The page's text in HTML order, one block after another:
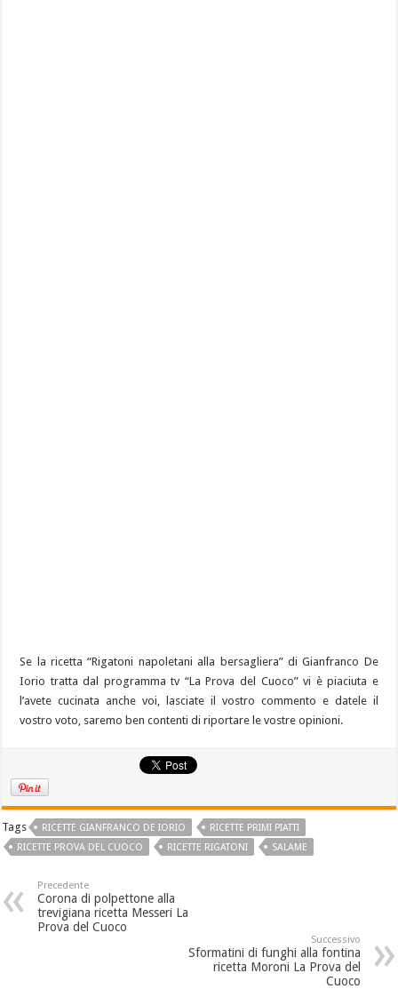
Se la ricetta “Rigatoni napoletani alla bersagliera” di Gianfranco De
Iorio tratta dal programma tv “La Prova del Cuoco” vi è piaciuta e
l’avete cucinata anche voi, lasciate il vostro commento e datele il
vostro voto, saremo ben contenti di riportare le vostre opinioni.
Tags RICETTE GIANFRANCO DE IORIO
RICETTE PRIMI PIATTI
RICETTE PROVA DEL CUOCO
RICETTE RIGATONI SALAME
Precedente
Corona di polpettone alla
trevigiana ricetta Messeri La
Prova del Cuoco
Successivo
Sformatini di funghi alla fontina
ricetta Moroni La Prova del
Cuoco